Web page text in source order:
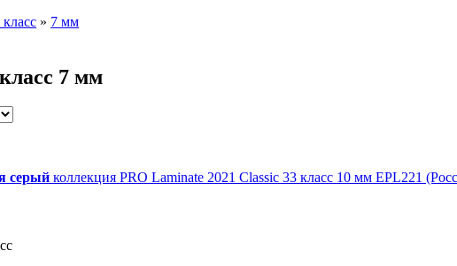
класс » 7 мм
7 мм
серый коллекция PRO Laminate 2021 Classic 33 класс 10 мм EPL221